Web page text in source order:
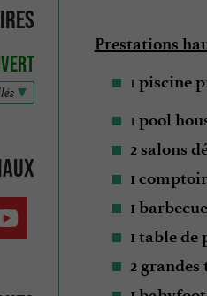
Prestations
1 piscine
1 pool
2 salons
1
1
1 table de
2 grandes